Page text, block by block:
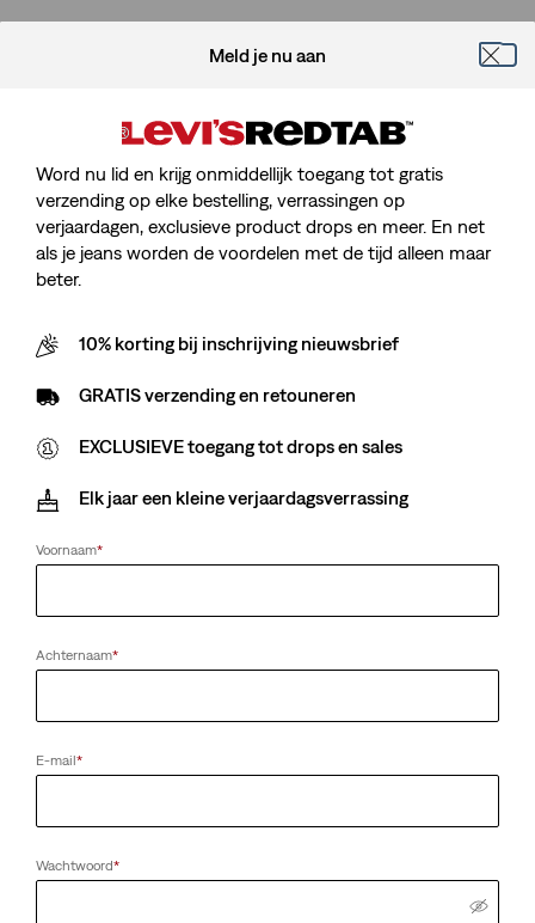
Meld je nu aan
Word nu lid en krijg onmiddellijk toegang tot gratis
verzending op elke bestelling, verrassingen op
verjaardagen, exclusieve product drops en meer. En net
als je jeans worden de voordelen met de tijd alleen maar
beter.
10% korting bij inschrijving nieuwsbrief
GRATIS verzending en retouneren
EXCLUSIEVE toegang tot drops en sales
Elk jaar een kleine verjaardagsverrassing
Voornaam*
Achternaam*
E-mail*
Wachtwoord*